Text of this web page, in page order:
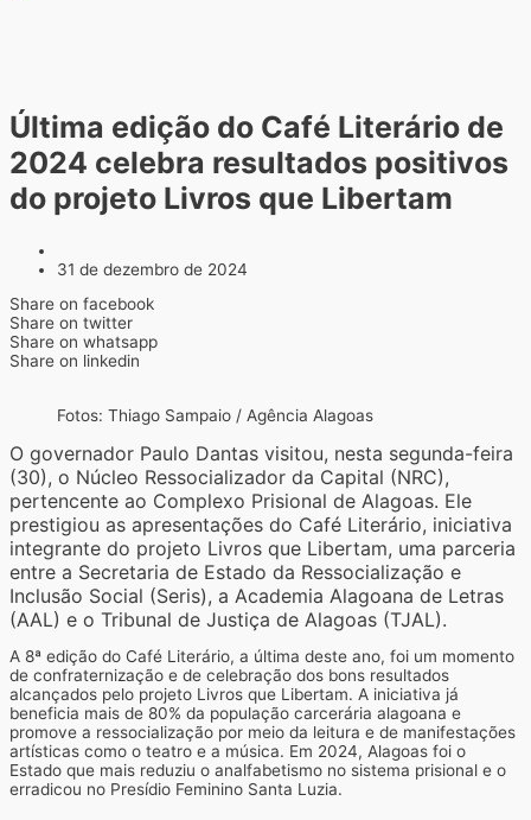
Última edição do Café Literário de
2024 celebra resultados positivos
do projeto Livros que Libertam
31 de dezembro de 2024
Share on facebook
Share on twitter
Share on whatsapp
Share on linkedin
Fotos: Thiago Sampaio / Agência Alagoas
O governador Paulo Dantas visitou, nesta segunda-feira
(30), o Núcleo Ressocializador da Capital (NRC),
pertencente ao Complexo Prisional de Alagoas. Ele
prestigiou as apresentações do Café Literário, iniciativa
integrante do projeto Livros que Libertam, uma parceria
entre a Secretaria de Estado da Ressocialização e
Inclusão Social (Seris), a Academia Alagoana de Letras
(AAL) e o Tribunal de Justiça de Alagoas (TJAL).
A 8ª edição do Café Literário, a última deste ano, foi um momento
de confraternização e de celebração dos bons resultados
alcançados pelo projeto Livros que Libertam. A iniciativa já
beneficia mais de 80% da população carcerária alagoana e
promove a ressocialização por meio da leitura e de manifestações
artísticas como o teatro e a música. Em 2024, Alagoas foi o
Estado que mais reduziu o analfabetismo no sistema prisional e o
erradicou no Presídio Feminino Santa Luzia.